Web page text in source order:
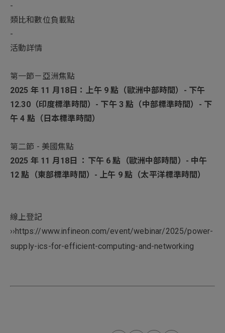
-
類比和數位負載點
-
活動詳情
第一節－亞洲焦點
2025 年 11 月18日：上午 9 點（歐洲中部時間）- 下午
12.30（印度標準時間）- 下午 3 點（中部標準時間）- 下
午 4 點（日本標準時間）
第二節 - 美國焦點
2025 年 11 月18日 ：下午 6 點（歐洲中部時間）- 中午
12 點（東部標準時間）- 上午 9 點（太平洋標準時間）
線上登記
››https://www.infineon.com/event/webinar/2025/power-
supply-ics-for-efficient-computing-and-networking